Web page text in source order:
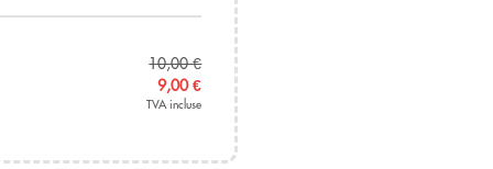
10,00€
9,00€
TVA incluse